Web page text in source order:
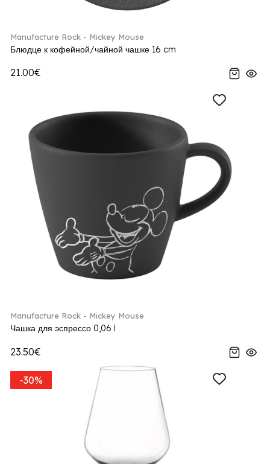
Manufacture Rock - Mickey Mouse
Блюдце к кофейной/чайной чашке 16 cm
21.00€
Manufacture Rock - Mickey Mouse
Чашка для эспрессо 0,06 l
23.50€
-30%